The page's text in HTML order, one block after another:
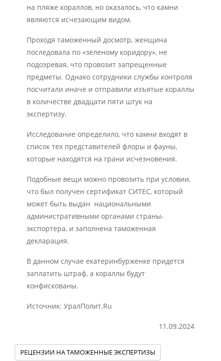
на пляже кораллов, но оказалось, что камни
являются исчезающим видом.
Проходя таможенный досмотр, женщина
последовала по «зеленому коридору», не
подозревая, что провозит запрещенные
предметы. Однако сотрудники службы контроля
посчитали иначе и отправили изъятые кораллы
в количестве двадцати пяти штук на
экспертизу.
Исследование определило, что камни входят в
список тех представителей флоры и фауны,
которые находятся на грани исчезновения.
Подобные вещи можно провозить при условии,
что был получен сертификат СИТЕС, который
может быть выдан национальными
административными органами страны-
экспортера, и заполнена таможенная
декларация.
В данном случае екатеринбурженке придется
заплатить штраф, а кораллы будут
конфискованы.
Источник: УралПолит.Ru
11.09.2024
РЕЦЕНЗИИ НА ТАМОЖЕННЫЕ ЭКСПЕРТИЗЫ